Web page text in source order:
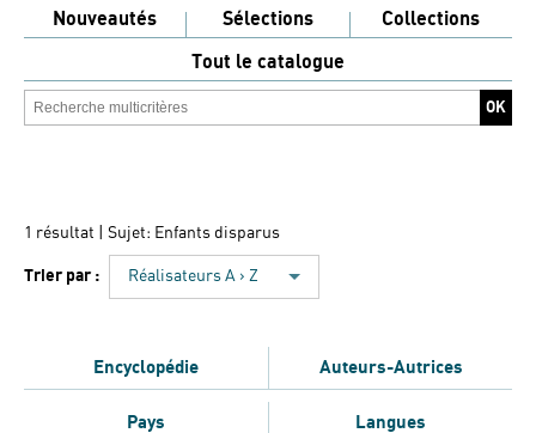
Nouveautés Sélections
Collections
Tout le catalogue
1 résultat | Sujet: Enfants disparus
Trier par : Réalisateurs A › Z
Encyclopédie Auteurs-Autrices
Pays Langues